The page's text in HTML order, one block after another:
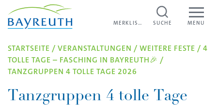
Direkt zum Inhalt
MENU
SUCHE
MERKLISTE
STARTSEITE / VERANSTALTUNGEN / WEITERE FESTE / 4
TOLLE TAGE – FASCHING IN BAYREUTH🎉 /
TANZGRUPPEN 4 TOLLE TAGE 2026
Tanzgruppen 4 tolle Tage